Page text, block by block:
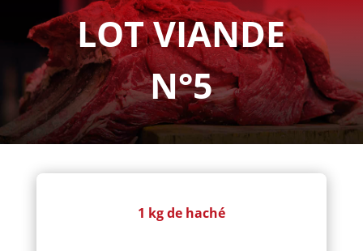
LOT VIANDE
N°5
1 kg de haché